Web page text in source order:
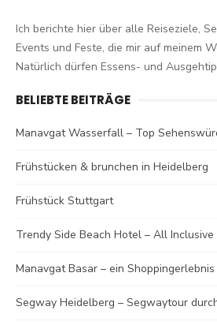
Ich berichte hier über alle Reiseziele,
Events und Feste, die mir auf meinem
Natürlich dürfen Essens- und
BELIEBTE BEITRÄGE
Manavgat Wasserfall – Top
Frühstücken & brunchen in Heidelberg
Frühstück Stuttgart
Trendy Side Beach Hotel – All
Manavgat Basar – ein Shoppingerlebnis
Segway Heidelberg – Segwaytour